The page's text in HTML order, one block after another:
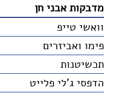
מדבקות אבני חן
וואשי טייפ
פימו ואביזרים
תכשיטנות
הדפסי ג'לי פלייט